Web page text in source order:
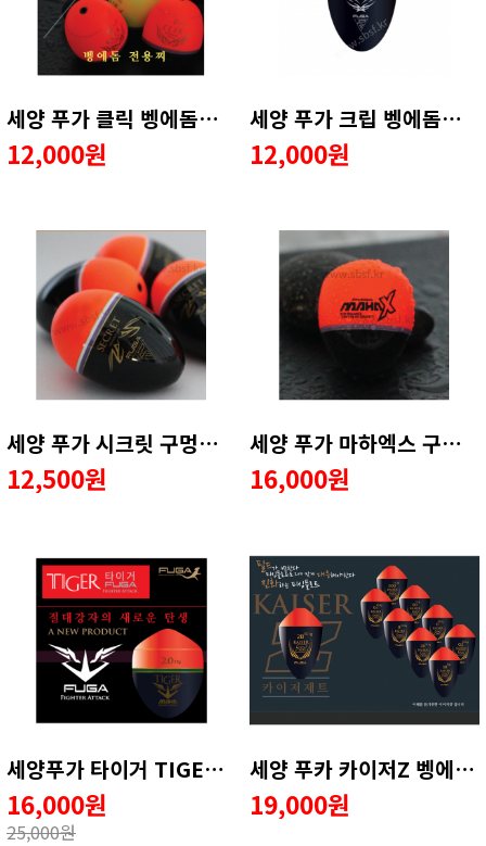
세양 푸가 클릭 벵에돔찌 바다구멍찌 천연오동목
12,000원
세양 푸가 크립 벵에돔찌 바다구멍찌 천연오동목
12,000원
세양 푸가 시크릿 구멍찌 감성돔 마릿수 공략찌
12,500원
세양 푸가 마하엑스 구멍찌 감성돔전용찌 초원투력
16,000원
세양푸가 타이거 TIGER 구멍찌
16,000원
25,000원
세양 푸카 카이저Z 벵에돔전용찌
19,000원